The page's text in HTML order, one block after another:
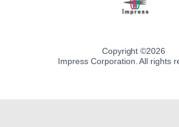
Copyright ©2026
Impress Corporation. All rights